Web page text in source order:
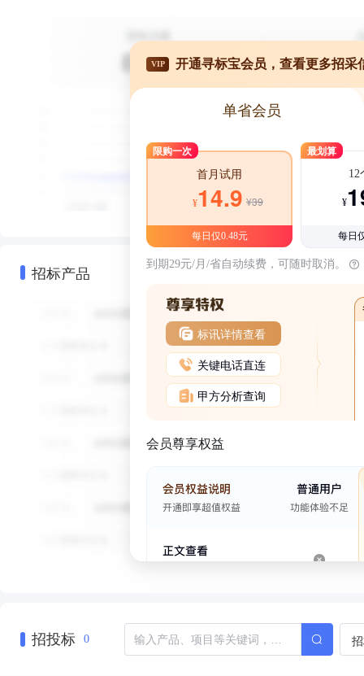
招标产品
VIP 开通寻标宝会员，查看更多招采
单省会员
限购一次
首月试用
¥14.9 ¥39
每日仅0.48元
最划算
12
¥
每日
到期29元/月/省自动续费，可随时取消。
标讯详情查看
关键电话直连
甲方分析查询
会员尊享权益
招投标 0